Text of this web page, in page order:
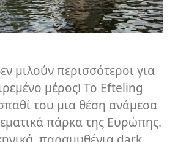
μιλούν περισσότεροι για
μέρος! Το Efteling
του μια θέση ανάμεσα
πάρκα της Ευρώπης.